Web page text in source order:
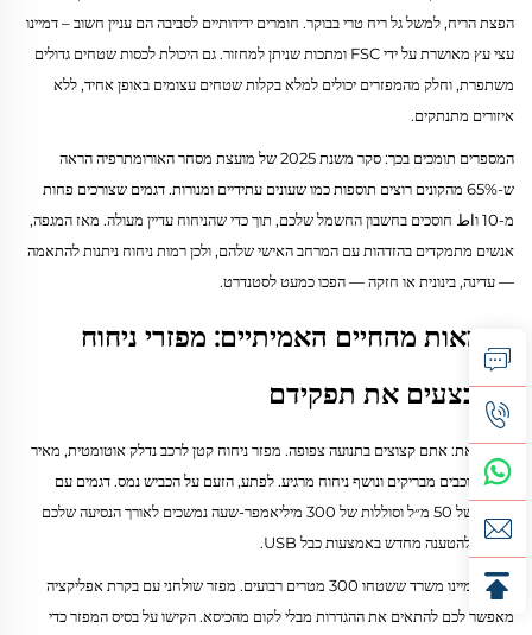
הפצת הריח, למשל גל ריח טרי בבוקר. חומרים ידידותיים לסביבה הם עניין חשוב – דמיינו
עצי עץ מאושרת על ידי FSC ומתכות שניתן למחזור. גם היכולת לכסות שטחים גדולים
משתפרת, וחלק מהמפזרים יכולים למלא בקלות שטחים עצומים באופן אחיד, ללא
איזורים מתנתקים.
המספרים תומכים בכך: סקר משנת 2025 של מועצת מסחר האורומתרפיה הראה
ש-65% מהקונים רוצים תוספות כמו שעונים עתידיים ומנורות. דגמים שצורכים פחות
מ-10 וاط חוסכים בחשבון החשמל שלכם, תוך כדי שהניחוח עדיין מעולה. מאז המגפה,
אנשים מתמקדים בהזדהות עם המרחב האישי שלהם, ולכן רמות ניחוח ניתנות להתאמה
— עדינה, בינונית או חזקה — הפכו כמעט לסטנדרט.
דוגמאות מהחיים האמיתיים: מפזרי ניחוח
שמבצעים את תפקידם
דמיינו זאת: אתם קצוצים בתנועה צפופה. מפזר ניחוח קטן לרכב נדלק אוטומטית, מאיר
אורות כוכבים מבריקים ונושף ניחוח מרגיע. לפתע, הזעם על הכביש נמס. דגמים עם
מכלים של 50 מ״ל וסוללות של 300 מיליאמפר-שעה נמשכים לאורך הנסיעה שלכם
וניתנים להטענה מחדש באמצעות כבל USB.
בבית, דמיינו משרד ששטחו 300 מטרים רבועים. מפזר שולחני עם בקרת אפליקציה
מאפשר לכם להתאים את ההגדרות מבלי לקום מהכיסא. הקישו על בסיס המפזר כדי